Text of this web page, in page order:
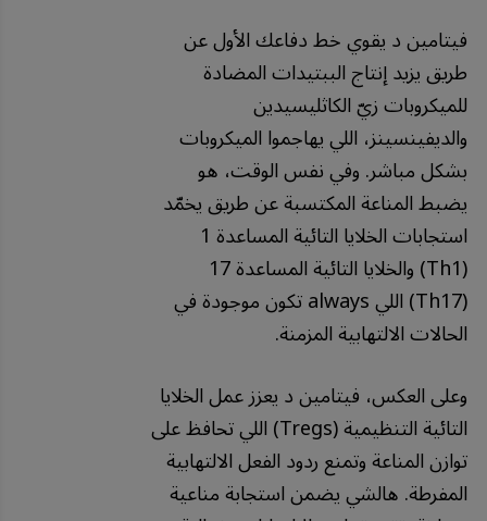
فيتامين د يقوي خط دفاعك الأول عن
طريق يزيد إنتاج الببتيدات المضادة
للميكروبات زيّ الكاثليسيدين
والديفينسينز، اللي يهاجموا الميكروبات
بشكل مباشر. وفي نفس الوقت، هو
يضبط المناعة المكتسبة عن طريق يخمّد
استجابات الخلايا التائية المساعدة 1
(Th1) والخلايا التائية المساعدة 17
(Th17) اللي always تكون موجودة في
الحالات الالتهابية المزمنة.
وعلى العكس، فيتامين د يعزز عمل الخلايا
التائية التنظيمية (Tregs) اللي تحافظ على
توازن المناعة وتمنع ردود الفعل الالتهابية
المفرطة. هالشي يضمن استجابة مناعية